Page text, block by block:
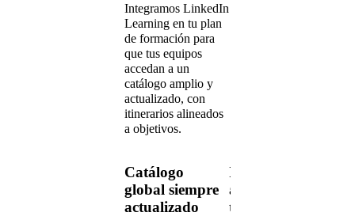
Integramos LinkedIn
Learning en tu plan
de formación para
que tus equipos
accedan a un
catálogo amplio y
actualizado, con
itinerarios alineados
a objetivos.
Catálogo
global siempre
actualizado
Itinerarios
adaptados a
tus perfiles